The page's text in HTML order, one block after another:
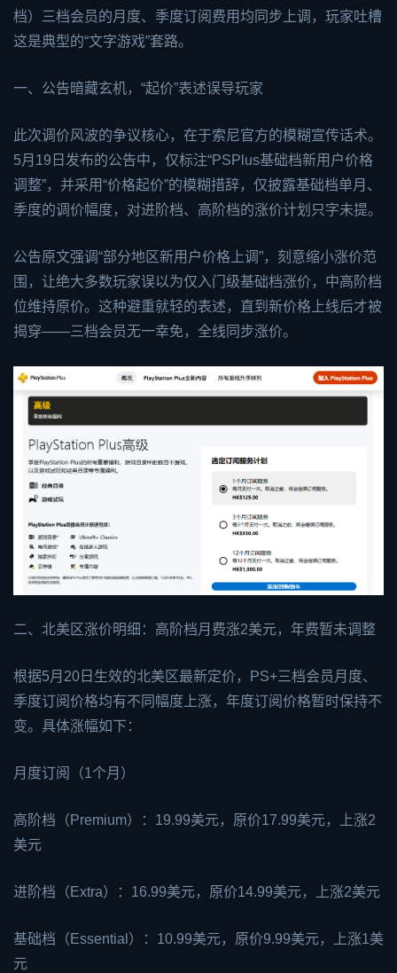
档）三档会员的月度、季度订阅费用均同步上调，玩家吐槽
这是典型的“文字游戏”套路。
一、公告暗藏玄机，“起价”表述误导玩家
此次调价风波的争议核心，在于索尼官方的模糊宣传话术。
5月19日发布的公告中，仅标注“PSPlus基础档新用户价格
调整”，并采用“价格起价”的模糊措辞，仅披露基础档单月、
季度的调价幅度，对进阶档、高阶档的涨价计划只字未提。
公告原文强调“部分地区新用户价格上调”，刻意缩小涨价范
围，让绝大多数玩家误以为仅入门级基础档涨价，中高阶档
位维持原价。这种避重就轻的表述，直到新价格上线后才被
揭穿——三档会员无一幸免，全线同步涨价。
二、北美区涨价明细：高阶档月费涨2美元，年费暂未调整
根据5月20日生效的北美区最新定价，PS+三档会员月度、
季度订阅价格均有不同幅度上涨，年度订阅价格暂时保持不
变。具体涨幅如下：
月度订阅（1个月）
高阶档（Premium）：19.99美元，原价17.99美元，上涨2
美元
进阶档（Extra）：16.99美元，原价14.99美元，上涨2美元
基础档（Essential）：10.99美元，原价9.99美元，上涨1美
元